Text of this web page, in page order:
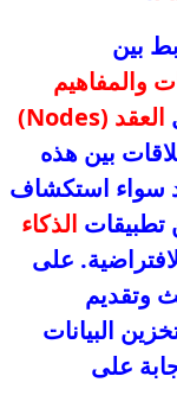
بين
والمفاهيم
العقد (Nodes)
بين هذه
سواء استكشاف
تطبيقات الذكاء
على
وتقديم
البيانات
على